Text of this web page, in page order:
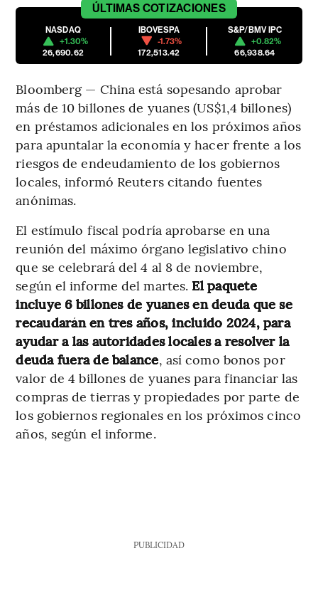
ÚLTIMAS COTIZACIONES
NASDAQ
+1.30%
26,690.62
IBOVESPA
-1.73%
172,513.42
S&P/BMV IPC
+0.82%
66,938.64
Bloomberg — China está sopesando aprobar
más de 10 billones de yuanes (US$1,4 billones)
en préstamos adicionales en los próximos años
para apuntalar la economía y hacer frente a los
riesgos de endeudamiento de los gobiernos
locales, informó Reuters citando fuentes
anónimas.
El estímulo fiscal podría aprobarse en una
reunión del máximo órgano legislativo chino
que se celebrará del 4 al 8 de noviembre,
según el informe del martes. El paquete
incluye 6 billones de yuanes en deuda que se
recaudarán en tres años, incluido 2024, para
ayudar a las autoridades locales a resolver la
deuda fuera de balance, así como bonos por
valor de 4 billones de yuanes para financiar las
compras de tierras y propiedades por parte de
los gobiernos regionales en los próximos cinco
años, según el informe.
PUBLICIDAD